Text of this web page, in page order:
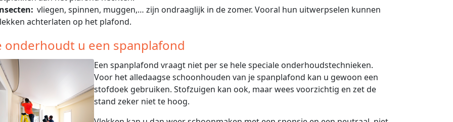
vliegen, spinnen, muggen,… zijn ondraaglijk in de zomer. Vooral hun uitwerpselen kunnen
achterlaten op het plafond.
onderhoudt u een spanplafond
Een spanplafond vraagt niet per se hele speciale onderhoudstechnieken.
Voor het alledaagse schoonhouden van je spanplafond kan u gewoon een
stofdoek gebruiken. Stofzuigen kan ook, maar wees voorzichtig en zet de
stand zeker niet te hoog.